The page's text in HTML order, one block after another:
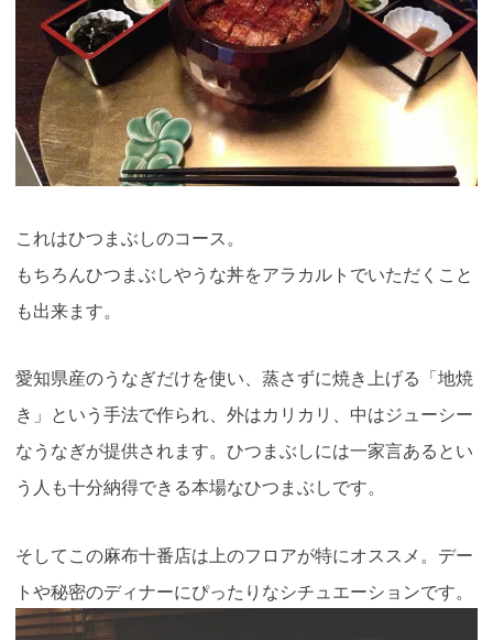
これはひつまぶしのコース。
もちろんひつまぶしやうな丼をアラカルトでいただくこと
も出来ます。
愛知県産のうなぎだけを使い、蒸さずに焼き上げる「地焼
き」という手法で作られ、外はカリカリ、中はジューシー
なうなぎが提供されます。ひつまぶしには一家言あるとい
う人も十分納得できる本場なひつまぶしです。
そしてこの麻布十番店は上のフロアが特にオススメ。デー
トや秘密のディナーにぴったりなシチュエーションです。